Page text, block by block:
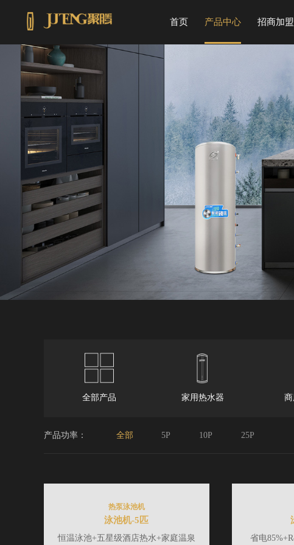
首页 产品中心 招商加盟
全部产品 家用热水器
产品功率： 全部 5P 10P 25P
热泵泳池机
泳池机-5匹
恒温泳池+五星级酒店热水+家庭温泉 省电